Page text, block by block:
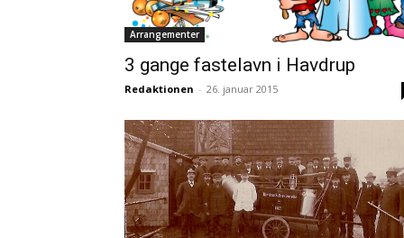
Arrangementer
3 gange fastelavn i Havdrup
Redaktionen - 26. januar 2015